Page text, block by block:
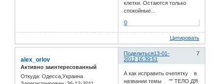
клетки. Остаются только
спокойные...
0
Цитировать
Поделиться 7
13-01-
2012 16:39:51
alex_orlov
Активно заинтересованный
Откуда: Одесса,Украина
А как исправить очепятку в
названии темы "" ТЕЛО ДЯ